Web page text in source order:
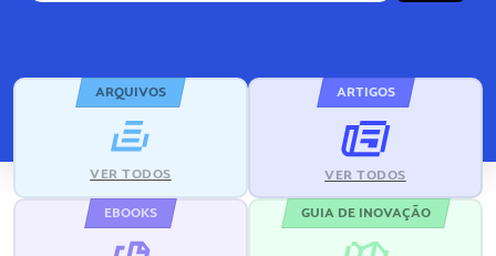
ARQUIVOS
VER TODOS
ARTIGOS
VER TODOS
EBOOKS GUIA DE INOVAÇÃO